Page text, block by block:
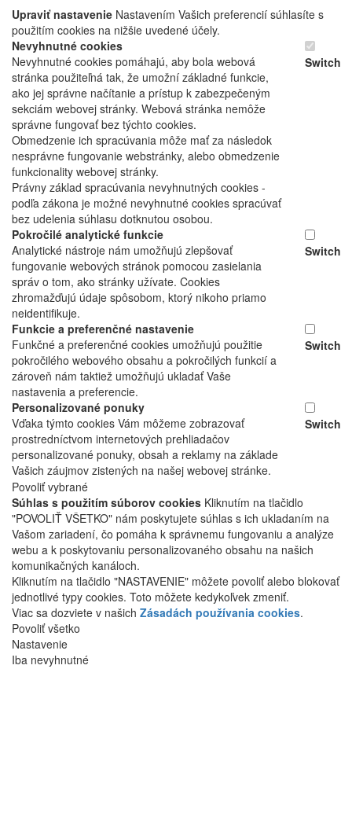
Upraviť nastavenie Nastavením Vašich preferencií súhlasíte s
použitím cookies na nižšie uvedené účely.
Nevyhnutné cookies
Nevyhnutné cookies pomáhajú, aby bola webová
stránka použiteľná tak, že umožní základné funkcie,
ako jej správne načítanie a prístup k zabezpečeným
sekciám webovej stránky. Webová stránka nemôže
správne fungovať bez týchto cookies.
Obmedzenie ich spracúvania môže mať za následok
nesprávne fungovanie webstránky, alebo obmedzenie
funkcionality webovej stránky.
Právny základ spracúvania nevyhnutných cookies -
podľa zákona je možné nevyhnutné cookies spracúvať
bez udelenia súhlasu dotknutou osobou.
Switch
Pokročilé analytické funkcie
Analytické nástroje nám umožňujú zlepšovať
fungovanie webových stránok pomocou zasielania
správ o tom, ako stránky užívate. Cookies
zhromažďujú údaje spôsobom, ktorý nikoho priamo
neidentifikuje.
Switch
Funkcie a preferenčné nastavenie
Funkčné a preferenčné cookies umožňujú použitie
pokročilého webového obsahu a pokročilých funkcií a
zároveň nám taktiež umožňujú ukladať Vaše
nastavenia a preferencie.
Switch
Personalizované ponuky
Vďaka týmto cookies Vám môžeme zobrazovať
prostredníctvom internetových prehliadačov
personalizované ponuky, obsah a reklamy na základe
Vašich záujmov zistených na našej webovej stránke.
Switch
Povoliť vybrané
Súhlas s použitím súborov cookies Kliknutím na tlačidlo
"POVOLIŤ VŠETKO" nám poskytujete súhlas s ich ukladaním na
Vašom zariadení, čo pomáha k správnemu fungovaniu a analýze
webu a k poskytovaniu personalizovaného obsahu na našich
komunikačných kanáloch.
Kliknutím na tlačidlo "NASTAVENIE" môžete povoliť alebo blokovať
jednotlivé typy cookies. Toto môžete kedykoľvek zmeniť.
Viac sa dozviete v našich Zásadách používania cookies.
Povoliť všetko
Nastavenie
Iba nevyhnutné